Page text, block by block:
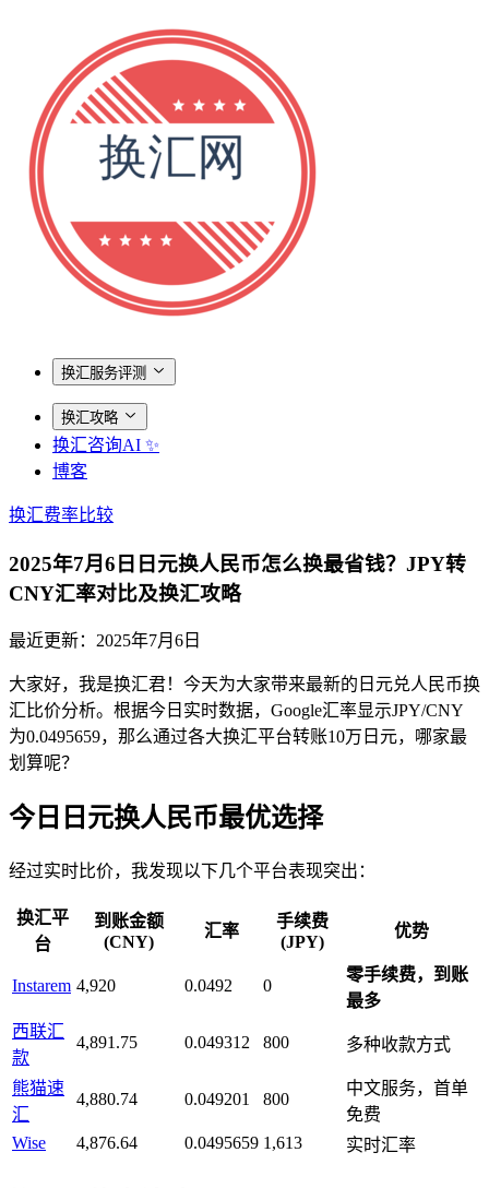
换汇服务评测
换汇攻略
换汇咨询AI ✨
博客
换汇费率比较
2025年7月6日日元换人民币怎么换最省钱？JPY转
CNY汇率对比及换汇攻略
最近更新： 2025年7月6日
大家好，我是换汇君！今天为大家带来最新的日元兑人民币换
汇比价分析。根据今日实时数据，Google汇率显示JPY/CNY
为0.0495659，那么通过各大换汇平台转账10万日元，哪家最
划算呢？
今日日元换人民币最优选择
经过实时比价，我发现以下几个平台表现突出：
换汇平
台
到账金额
(CNY)
汇率
手续费
(JPY)
优势
Instarem 4,920 0.0492 0
零手续费，到账
最多
西联汇
款
4,891.75 0.049312 800 多种收款方式
熊猫速
汇
4,880.74 0.049201 800
中文服务，首单
免费
Wise
4,876.64 0.0495659 1,613 实时汇率